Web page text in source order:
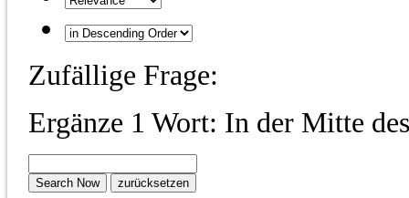
Zufällige Frage:
Ergänze 1 Wort: In der Mitte